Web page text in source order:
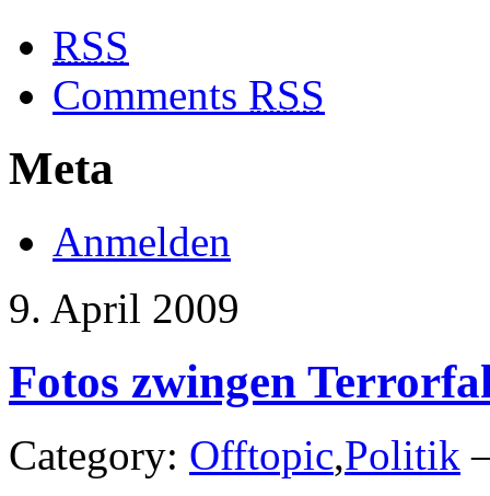
RSS
Comments RSS
Meta
Anmelden
9. April 2009
Fotos zwingen
Category: Offtopic,Politik